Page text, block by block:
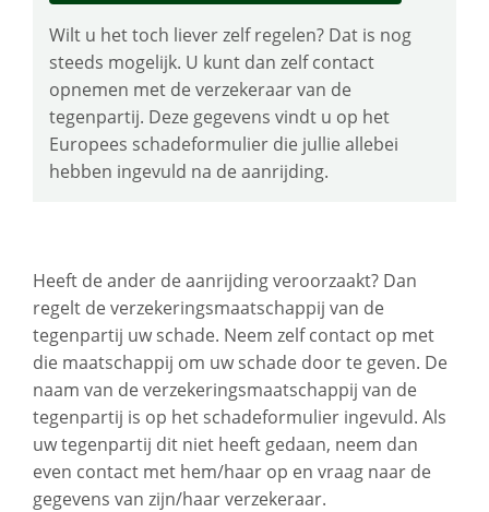
Wilt u het toch liever zelf regelen? Dat is nog
steeds mogelijk. U kunt dan zelf contact
opnemen met de verzekeraar van de
tegenpartij. Deze gegevens vindt u op het
Europees schadeformulier die jullie allebei
hebben ingevuld na de aanrijding.
Heeft de ander de aanrijding veroorzaakt? Dan
regelt de verzekeringsmaatschappij van de
tegenpartij uw schade. Neem zelf contact op met
die maatschappij om uw schade door te geven. De
naam van de verzekeringsmaatschappij van de
tegenpartij is op het schadeformulier ingevuld. Als
uw tegenpartij dit niet heeft gedaan, neem dan
even contact met hem/haar op en vraag naar de
gegevens van zijn/haar verzekeraar.